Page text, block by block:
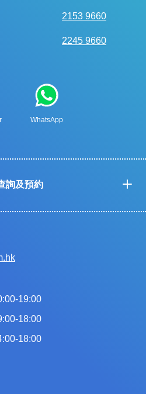
2153 9660
2245 9660
WhatsApp
詢及預約
19:00
18:00
18:00